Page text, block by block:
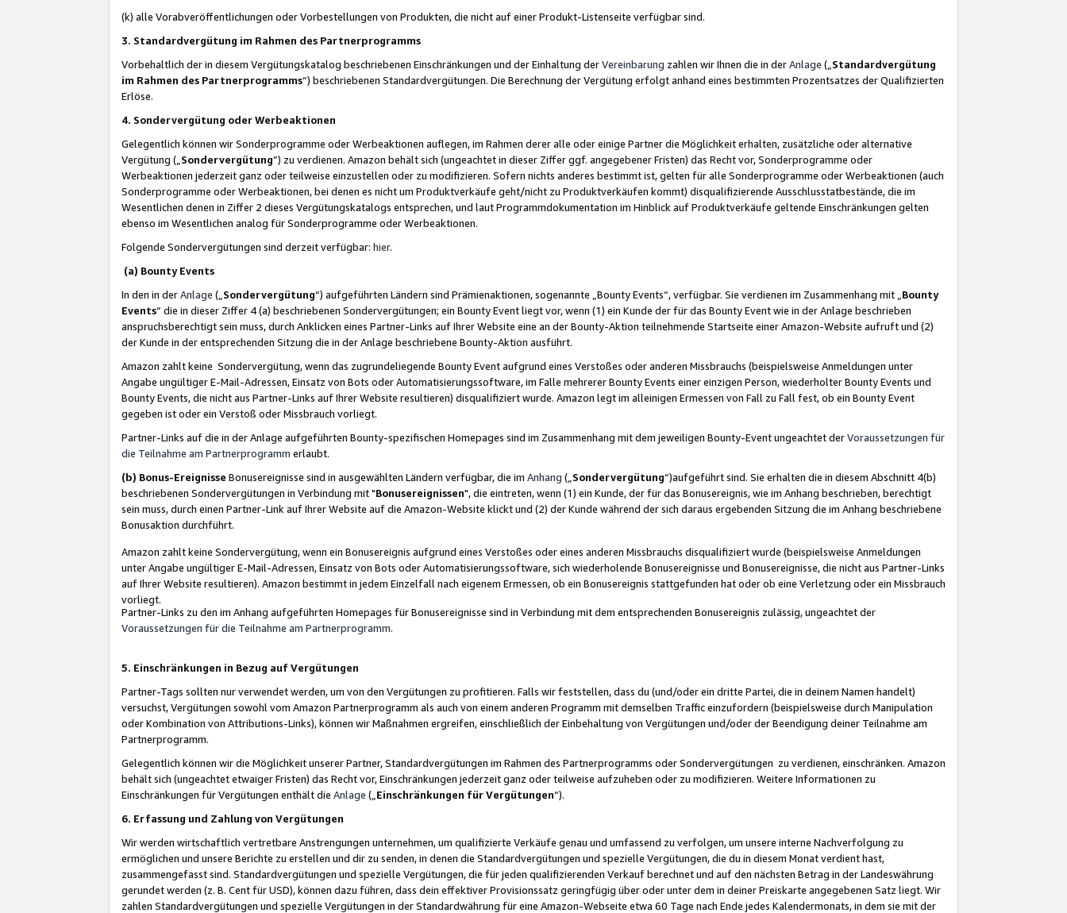
(k) alle Vorabveröffentlichungen oder Vorbestellungen von Produkten, die nicht auf einer Produkt-Listenseite verfügbar sind.
3. Standardvergütung im Rahmen des Partnerprogramms
Vorbehaltlich der in diesem Vergütungskatalog beschriebenen Einschränkungen und der Einhaltung derVereinbarung zahlen wir Ihnen die in derAnlage („ Standardvergütung
im Rahmen des Partnerprogramms“) beschriebenen Standardvergütungen. Die Berechnung der Vergütung erfolgt anhand eines bestimmten Prozentsatzes der Qualifizierten
Erlöse.
4. Sondervergütung oder Werbeaktionen
Gelegentlich können wir Sonderprogramme oder Werbeaktionen auflegen, im Rahmen derer alle oder einige Partner die Möglichkeit erhalten, zusätzliche oder alternative
Vergütung („ Sondervergütung”) zu verdienen. Amazon behält sich (ungeachtet in dieser Ziffer ggf. angegebener Fristen) das Recht vor, Sonderprogramme oder
Werbeaktionen jederzeit ganz oder teilweise einzustellen oder zu modifizieren. Sofern nichts anderes bestimmt ist, gelten für alle Sonderprogramme oder Werbeaktionen (auch
Sonderprogramme oder Werbeaktionen, bei denen es nicht um Produktverkäufe geht/nicht zu Produktverkäufen kommt) disqualifizierende Ausschlusstatbestände, die im
Wesentlichen denen in Ziffer 2 dieses Vergütungskatalogs entsprechen, und laut Programmdokumentation im Hinblick auf Produktverkäufe geltende Einschränkungen gelten
ebenso im Wesentlichen analog für Sonderprogramme oder Werbeaktionen.
Folgende Sondervergütungen sind derzeit verfügbar: hier.
(a) Bounty Events
In den in derAnlage („ Sondervergütung“) aufgeführten Ländern sind Prämienaktionen, sogenannte „Bounty Events“, verfügbar. Sie verdienen im Zusammenhang mit „ Bounty
Events“ die in dieser Ziffer 4 (a) beschriebenen Sondervergütungen; ein Bounty Event liegt vor, wenn (1) ein Kunde der für das Bounty Event wie in der Anlage beschrieben
anspruchsberechtigt sein muss, durch Anklicken eines Partner-Links auf Ihrer Website eine an der Bounty-Aktion teilnehmende Startseite einer Amazon-Website aufruft und (2)
der Kunde in der entsprechenden Sitzung die in der Anlage beschriebene Bounty-Aktion ausführt.
Amazon zahlt keine Sondervergütung, wenn das zugrundeliegende Bounty Event aufgrund eines Verstoßes oder anderen Missbrauchs (beispielsweise Anmeldungen unter
Angabe ungültiger E-Mail-Adressen, Einsatz von Bots oder Automatisierungssoftware, im Falle mehrerer Bounty Events einer einzigen Person, wiederholter Bounty Events und
Bounty Events, die nicht aus Partner-Links auf Ihrer Website resultieren) disqualifiziert wurde. Amazon legt im alleinigen Ermessen von Fall zu Fall fest, ob ein Bounty Event
gegeben ist oder ein Verstoß oder Missbrauch vorliegt.
Partner-Links auf die in der Anlage aufgeführten Bounty-spezifischen Homepages sind im Zusammenhang mit dem jeweiligen Bounty-Event ungeachtet derVoraussetzungen für
die Teilnahme am Partnerprogramm erlaubt.
(b) Bonus-Ereignisse Bonusereignisse sind in ausgewählten Ländern verfügbar, die im Anhang („ Sondervergütung“)aufgeführt sind. Sie erhalten die in diesem Abschnitt 4(b)
beschriebenen Sondervergütungen in Verbindung mit "Bonusereignissen", die eintreten, wenn (1) ein Kunde, der für das Bonusereignis, wie im Anhang beschrieben, berechtigt
sein muss, durch einen Partner-Link auf Ihrer Website auf die Amazon-Website klickt und (2) der Kunde während der sich daraus ergebenden Sitzung die im Anhang beschriebene
Bonusaktion durchführt.
Amazon zahlt keine Sondervergütung, wenn ein Bonusereignis aufgrund eines Verstoßes oder eines anderen Missbrauchs disqualifiziert wurde (beispielsweise Anmeldungen
unter Angabe ungültiger E-Mail-Adressen, Einsatz von Bots oder Automatisierungssoftware, sich wiederholende Bonusereignisse und Bonusereignisse, die nicht aus Partner-Links
auf Ihrer Website resultieren). Amazon bestimmt in jedem Einzelfall nach eigenem Ermessen, ob ein Bonusereignis stattgefunden hat oder ob eine Verletzung oder ein Missbrauch
vorliegt.
Partner-Links zu den im Anhang aufgeführten Homepages für Bonusereignisse sind in Verbindung mit dem entsprechenden Bonusereignis zulässig, ungeachtet der
Voraussetzungen für die Teilnahme am Partnerprogramm.
5. Einschränkungen in Bezug auf Vergütungen
Partner-Tags sollten nur verwendet werden, um von den Vergütungen zu profitieren. Falls wir feststellen, dass du (und/oder ein dritte Partei, die in deinem Namen handelt)
versuchst, Vergütungen sowohl vom Amazon Partnerprogramm als auch von einem anderen Programm mit demselben Traffic einzufordern (beispielsweise durch Manipulation
oder Kombination von Attributions-Links), können wir Maßnahmen ergreifen, einschließlich der Einbehaltung von Vergütungen und/oder der Beendigung deiner Teilnahme am
Partnerprogramm.
Gelegentlich können wir die Möglichkeit unserer Partner, Standardvergütungen im Rahmen des Partnerprogramms oder Sondervergütungen zu verdienen, einschränken. Amazon
behält sich (ungeachtet etwaiger Fristen) das Recht vor, Einschränkungen jederzeit ganz oder teilweise aufzuheben oder zu modifizieren. Weitere Informationen zu
Einschränkungen für Vergütungen enthält die Anlage („ Einschränkungen für Vergütungen“).
6. Erfassung und Zahlung von Vergütungen
Wir werden wirtschaftlich vertretbare Anstrengungen unternehmen, um qualifizierte Verkäufe genau und umfassend zu verfolgen, um unsere interne Nachverfolgung zu
ermöglichen und unsere Berichte zu erstellen und dir zu senden, in denen die Standardvergütungen und spezielle Vergütungen, die du in diesem Monat verdient hast,
zusammengefasst sind. Standardvergütungen und spezielle Vergütungen, die für jeden qualifizierenden Verkauf berechnet und auf den nächsten Betrag in der Landeswährung
gerundet werden (z. B. Cent für USD), können dazu führen, dass dein effektiver Provisionssatz geringfügig über oder unter dem in deiner Preiskarte angegebenen Satz liegt. Wir
zahlen Standardvergütungen und spezielle Vergütungen in der Standardwährung für eine Amazon-Webseite etwa 60 Tage nach Ende jedes Kalendermonats, in dem sie mit der